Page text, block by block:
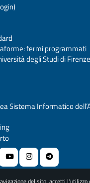
)
fermi programmati
degli Studi di Firenze
Sistema Informatico